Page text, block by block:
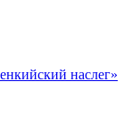
наслег»